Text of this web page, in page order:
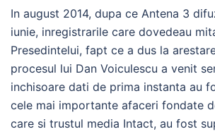
In august 2014, dupa ce Antena 3
iunie, inregistrarile care dovedeau
Presedintelui, fapt ce a dus la
procesul lui Dan Voiculescu a venit
inchisoare dati de prima instanta au
cele mai importante afaceri fondate
care si trustul media Intact, au fost